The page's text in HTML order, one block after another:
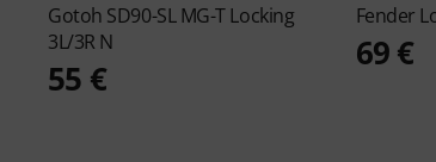
Gotoh SD90-SL MG-T Locking
3L/3R N
55 €
Fender
69 €